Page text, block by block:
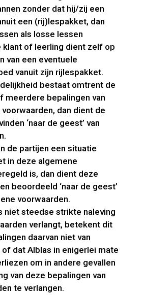
zonder dat hij/zij een
een (rij)lespakket, dan
als losse lessen
klant of leerling dient zelf op
van een eventuele
vanuit zijn rijlespakket.
bestaat omtrent de
meerdere bepalingen van
dan dient de
‘naar de geest’ van
de partijen een situatie
in deze algemene
is, dan dient deze
beoordeeld ‘naar de geest’
voorwaarden.
niet steedse strikte naleving
verlangt, betekent dit
daarvan niet van
dat Alblas in enigerlei mate
om in andere gevallen
van deze bepalingen van
te verlangen.